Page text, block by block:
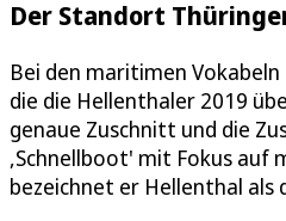
Der Standort
Bei den maritimen
die die Hellenthaler 2019
genaue Zuschnitt und die
,Schnellboot' mit Fokus auf
bezeichnet er Hellenthal